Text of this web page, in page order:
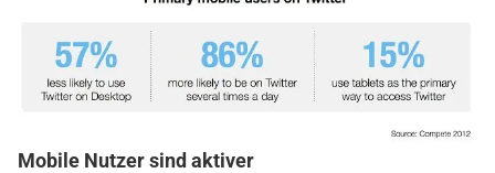
Mobile Nutzer sind aktiver